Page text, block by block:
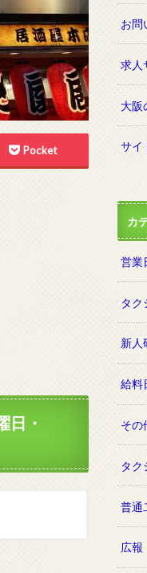
Pocket
日・
お問
求人
大阪
サイ
カ
営業
タク
新人
給料
その
タク
普通
広報